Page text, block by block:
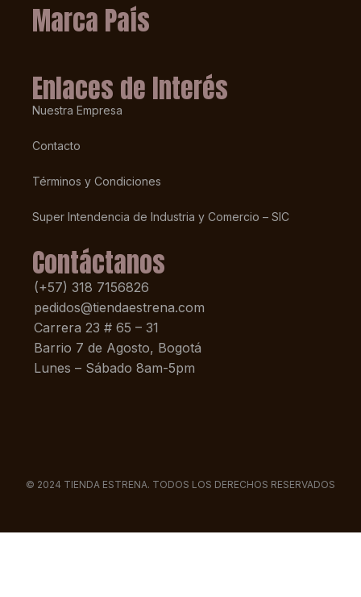
Marca País
Enlaces de Interés
Nuestra Empresa
Contacto
Términos y Condiciones
Super Intendencia de Industria y Comercio – SIC
Contáctanos
(+57) 318 7156826
pedidos@tiendaestrena.com
Carrera 23 # 65 – 31
Barrio 7 de Agosto, Bogotá
Lunes – Sábado 8am-5pm
© 2024 TIENDA ESTRENA. TODOS LOS DERECHOS RESERVADOS